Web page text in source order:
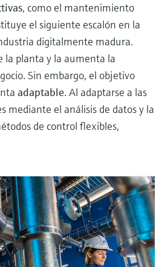
, como el mantenimiento
el siguiente escalón en la
digitalmente madura.
la planta y la aumenta la
Sin embargo, el objetivo
adaptable. Al adaptarse a las
mediante el análisis de datos y la
de control flexibles,